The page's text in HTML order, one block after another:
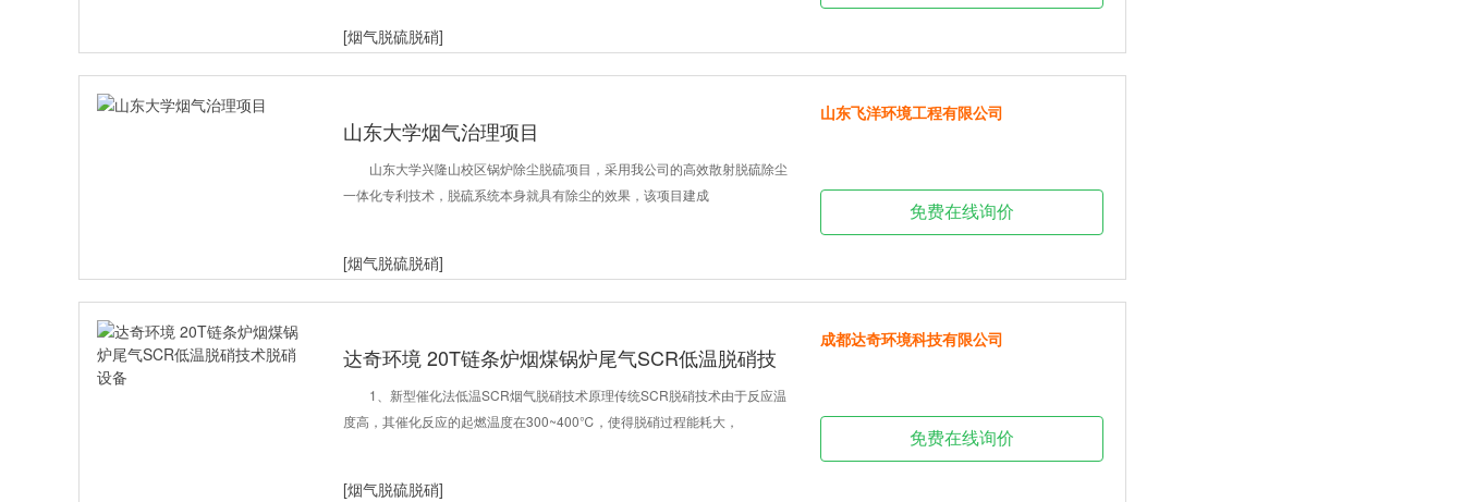
[烟气脱硫脱硝]
山东大学烟气治理项目
山东大学兴隆山校区锅炉除尘脱硫项目，采用我公司的高效散射脱硫除尘
一体化专利技术，脱硫系统本身就具有除尘的效果，该项目建成
[烟气脱硫脱硝]
山东飞洋环境工程有限公司
免费在线询价
达奇环境 20T链条炉烟煤锅炉尾气SCR低温脱硝技
术脱硝设备
1、新型催化法低温SCR烟气脱硝技术原理传统SCR脱硝技术由于反应温
度高，其催化反应的起燃温度在300~400℃，使得脱硝过程能耗大，
[烟气脱硫脱硝]
成都达奇环境科技有限公司
免费在线询价